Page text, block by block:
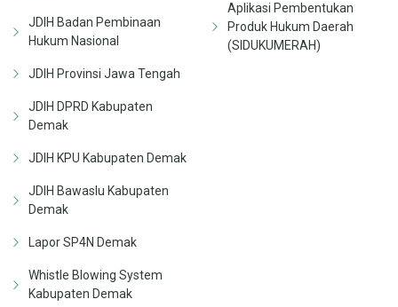
JDIH Badan Pembinaan
Hukum Nasional
JDIH Provinsi Jawa Tengah
JDIH DPRD Kabupaten
Demak
JDIH KPU Kabupaten Demak
JDIH Bawaslu Kabupaten
Demak
Lapor SP4N Demak
Whistle Blowing System
Kabupaten Demak
Aplikasi Pembentukan
Produk Hukum Daerah
(SIDUKUMERAH)